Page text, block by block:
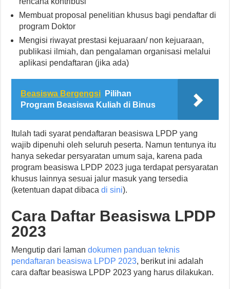
Membuat proposal penelitian khusus bagi pendaftar di
program Doktor
Mengisi riwayat prestasi kejuaraan/ non kejuaraan,
publikasi ilmiah, dan pengalaman organisasi melalui
aplikasi pendaftaran (jika ada)
Beasiswa Bergengsi
Pilihan
Program Beasiswa Kuliah di Binus
Itulah tadi syarat pendaftaran beasiswa LPDP yang
wajib dipenuhi oleh seluruh peserta. Namun tentunya itu
hanya sekedar persyaratan umum saja, karena pada
program beasiswa LPDP 2023 juga terdapat persyaratan
khusus lainnya sesuai jalur masuk yang tersedia
(ketentuan dapat dibacadi sini).
Cara Daftar Beasiswa LPDP
2023
Mengutip dari lamandokumen panduan teknis
pendaftaran beasiswa LPDP 2023, berikut ini adalah
cara daftar beasiswa LPDP 2023 yang harus dilakukan.